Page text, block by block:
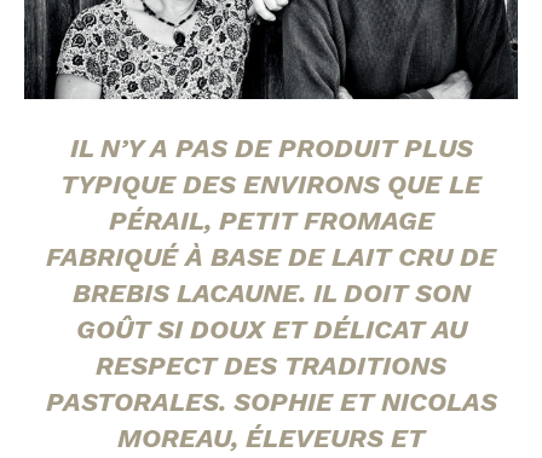
IL N’Y A PAS DE PRODUIT PLUS
TYPIQUE DES ENVIRONS QUE LE
PÉRAIL, PETIT FROMAGE
FABRIQUÉ À BASE DE LAIT CRU DE
BREBIS LACAUNE. IL DOIT SON
GOÛT SI DOUX ET DÉLICAT AU
RESPECT DES TRADITIONS
PASTORALES. SOPHIE ET NICOLAS
MOREAU, ÉLEVEURS ET